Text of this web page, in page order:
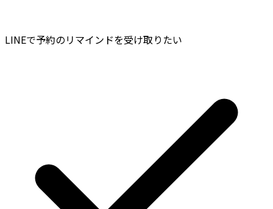
LINEで予約のリマインドを受け取りたい